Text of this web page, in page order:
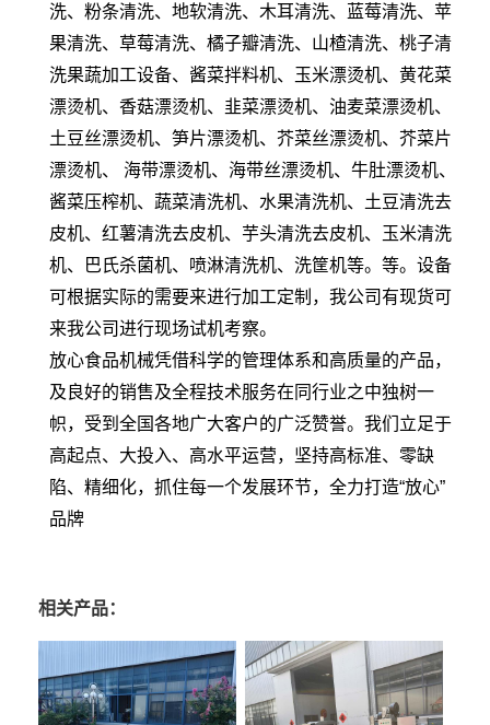
洗、粉条清洗、地软清洗、木耳清洗、蓝莓清洗、苹
果清洗、草莓清洗、橘子瓣清洗、山楂清洗、桃子清
洗果蔬加工设备、酱菜拌料机、玉米漂烫机、黄花菜
漂烫机、香菇漂烫机、韭菜漂烫机、油麦菜漂烫机、
土豆丝漂烫机、笋片漂烫机、芥菜丝漂烫机、芥菜片
漂烫机、 海带漂烫机、海带丝漂烫机、牛肚漂烫机、
酱菜压榨机、蔬菜清洗机、水果清洗机、土豆清洗去
皮机、红薯清洗去皮机、芋头清洗去皮机、玉米清洗
机、巴氏杀菌机、喷淋清洗机、洗筐机等。等。设备
可根据实际的需要来进行加工定制，我公司有现货可
来我公司进行现场试机考察。
放心食品机械凭借科学的管理体系和高质量的产品，
及良好的销售及全程技术服务在同行业之中独树一
帜，受到全国各地广大客户的广泛赞誉。我们立足于
高起点、大投入、高水平运营，坚持高标准、零缺
陷、精细化，抓住每一个发展环节，全力打造“放心”
品牌
相关产品：